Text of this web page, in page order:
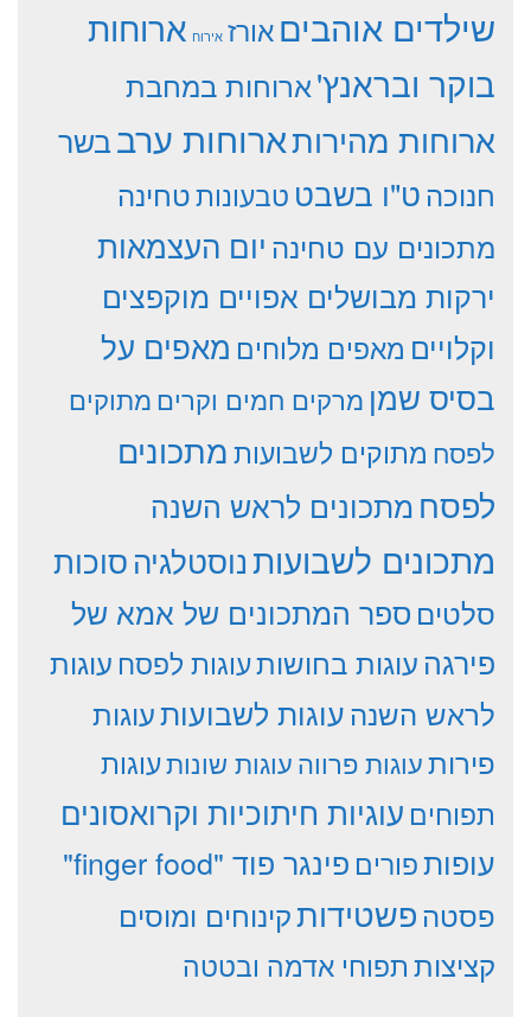
שילדים אוהביםאורז אירוח ארוחות
בוקר ובראנץ'ארוחות במחבת
ארוחות מהירותארוחות ערבבשר
חנוכהט"ו בשבט טבעונותטחינה
מתכונים עם טחינה יום העצמאות
ירקות מבושלים אפויים מוקפצים
וקלויים מאפים מלוחים מאפים על
בסיס שמן מרקים חמים וקריםמתוקים
לפסח מתוקים לשבועותמתכונים
לפסח מתכונים לראש השנה
מתכונים לשבועותנוסטלגיהסוכות
סלטים ספר המתכונים של אמא של
פירגהעוגות בחושותעוגות לפסח עוגות
לראש השנהעוגות לשבועותעוגות
פירותעוגות פרווהעוגות שונותעוגות
תפוחים עוגיות חיתוכיות וקרואסונים
עופותפורים פינגר פוד "finger food"
פסטהפשטידותקינוחים ומוסים
קציצותתפוחי אדמה ובטטה